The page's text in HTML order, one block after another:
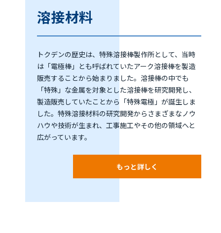
溶接材料
トクデンの歴史は、特殊溶接棒製作所として、当時
は「電極棒」とも呼ばれていたアーク溶接棒を製造
販売することから始まりました。溶接棒の中でも
「特殊」な金属を対象とした溶接棒を研究開発し、
製造販売していたことから「特殊電極」が誕生しま
した。特殊溶接材料の研究開発からさまざまなノウ
ハウや技術が生まれ、工事施工やその他の領域へと
広がっています。
もっと詳しく